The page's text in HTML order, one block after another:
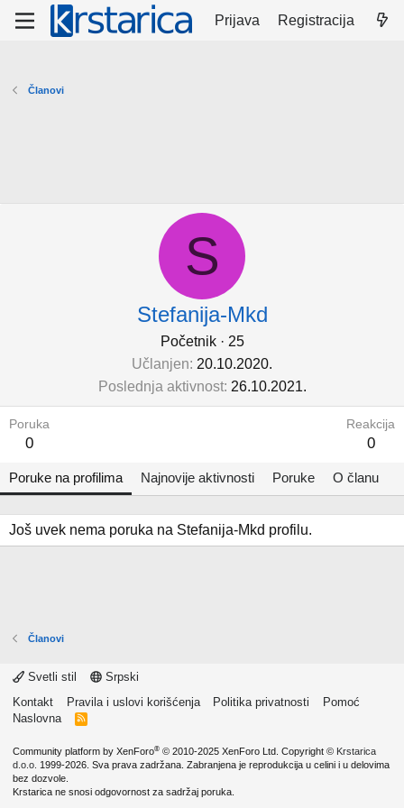
Prijava Registracija
Članovi
S
Stefanija-Mkd
Početnik · 25
Učlanjen 20.10.2020.
Poslednja aktivnost 26.10.2021.
Poruka
0
Reakcija
0
Poruke na profilima Najnovije aktivnosti Poruke O članu
Još uvek nema poruka na Stefanija-Mkd profilu.
Članovi
Svetli stil
Srpski
Kontakt
Pravila i uslovi korišćenja Politika privatnosti
Pomoć
Naslovna
R
Community platform by XenForo® © 2010-2025 XenForo Ltd. Copyright © Krstarica
d.o.o. 1999-2026. Sva prava zadržana. Zabranjena je reprodukcija u celini i u delovima
bez dozvole.
Krstarica ne snosi odgovornost za sadržaj poruka.